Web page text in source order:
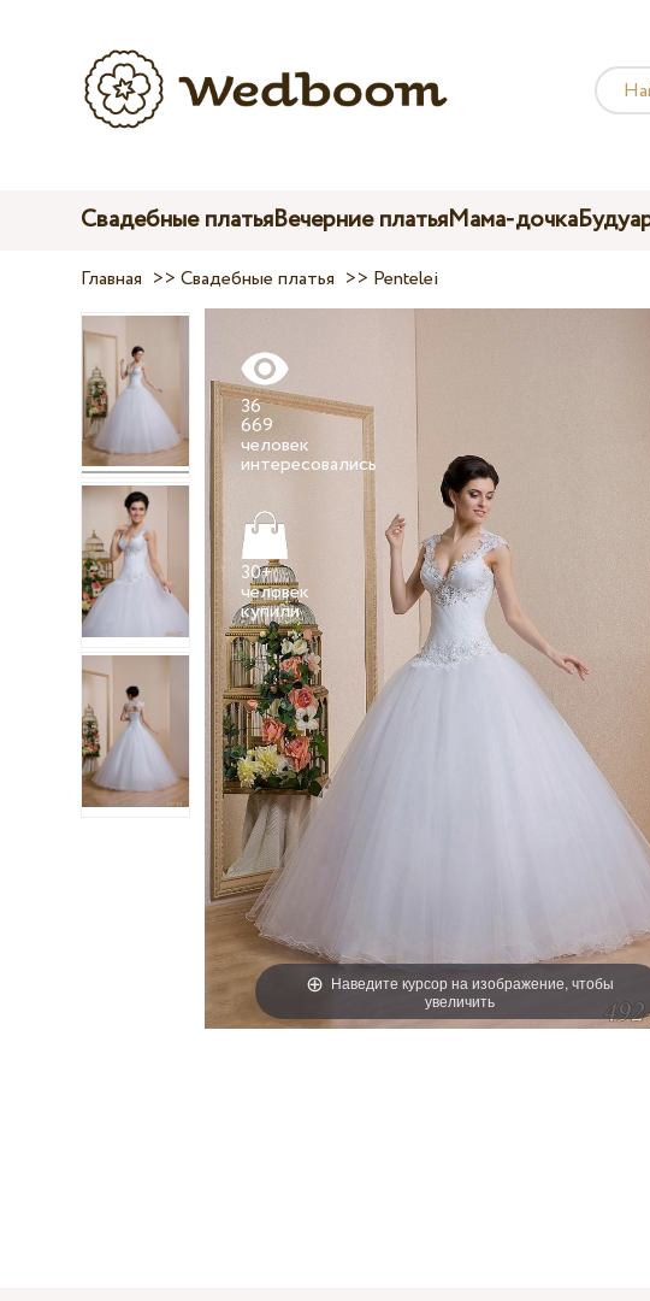
Свадебные платьяВечерние платьяМама-дочка
Главная >>Свадебные платья >> Pentelei
Наведите курсор на изображение, чтобы
увеличить
36
669
человек
30+
человек
купили